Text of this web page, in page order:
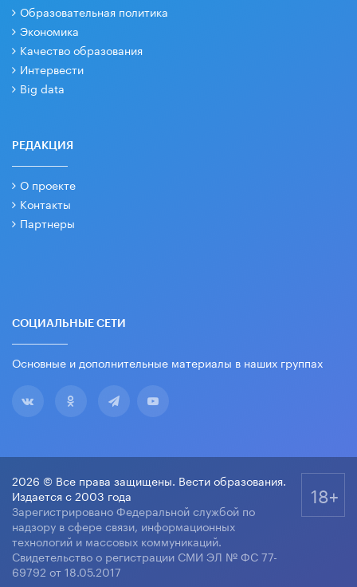
Образовательная политика
Экономика
Качество образования
Интервести
Big data
РЕДАКЦИЯ
О проекте
Контакты
Партнеры
СОЦИАЛЬНЫЕ СЕТИ
Основные и дополнительные материалы в наших группах
2026 © Все права защищены. Вести образования.
Издается с 2003 года
Зарегистрировано Федеральной службой по
надзору в сфере связи, информационных
технологий и массовых коммуникаций.
Свидетельство о регистрации СМИ ЭЛ № ФС 77-
69792 от 18.05.2017
18+